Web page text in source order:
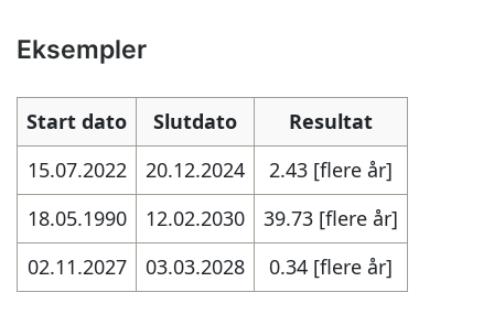
Eksempler
Start dato Slutdato
Resultat
15.07.2022
20.12.2024
2.43 [flere år]
18.05.1990
12.02.2030
39.73 [flere år]
02.11.2027
03.03.2028 0.34 [flere år]